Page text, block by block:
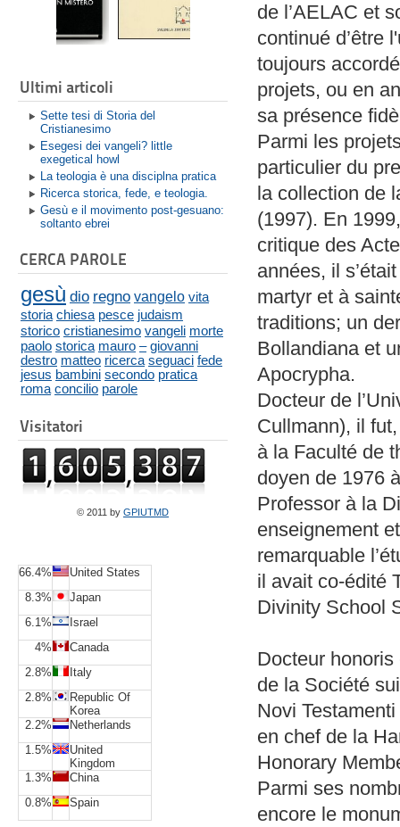
Ultimi articoli
Sette tesi di Storia del
Cristianesimo
Esegesi dei vangeli? little
exegetical howl
La teologia è una disciplna pratica
Ricerca storica, fede, e teologia.
Gesù e il movimento post-gesuano:
soltanto ebrei
CERCA PAROLE
gesù dio regno vangelo vita
storia chiesa pesce judaism
storico cristianesimo vangeli morte
paolo storica mauro – giovanni
destro matteo ricerca seguaci fede
jesus bambini secondo pratica
roma concilio parole
Visitatori
© 2011 by GPIUTMD
66.4%
United States
8.3%
Japan
6.1%
Israel
4%
Canada
2.8%
Italy
2.8%
Republic Of
Korea
2.2%
Netherlands
1.5%
United
Kingdom
1.3%
China
0.8%
Spain
de l’AELAC et
continué d’être
toujours
projets, ou en
sa présence
Parmi les
particulier du
la collection de
(1997). En
critique des
années, il
martyr et à
traditions; un
Bollandiana et
Apocrypha.
Docteur de
Cullmann), il
à la Faculté de
doyen de 1976
Professor à la
enseignement
remarquable
il avait co-édité
Divinity School
Docteur
de la Société
Novi
en chef de la
Honorary
Parmi ses
encore le